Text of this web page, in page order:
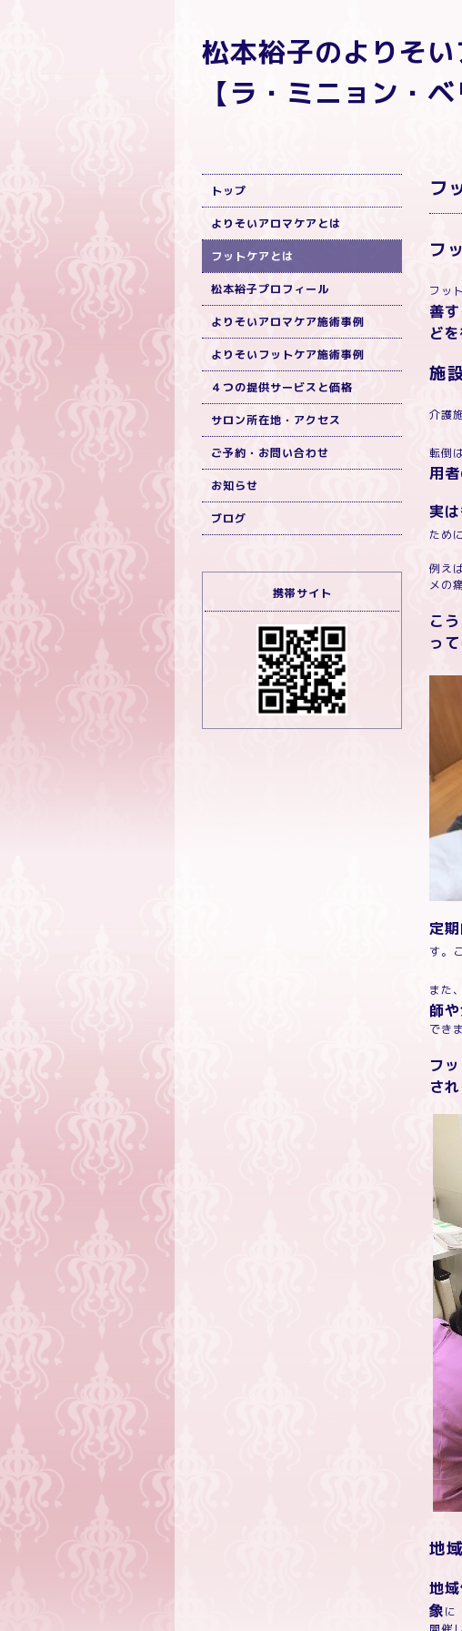
松本裕子のより
【ラ・ミニョン・ベ
フ
フ
フッ
善
ど
施
介護
転倒は
用
実
ために
例え
メの
こ
っ
定
す。
また、
師
でき
フ
さ
地
地
象に
トップ
よりそいアロマケアとは
フットケアとは
松本裕子プロフィール
よりそいアロマケア施術事例
よりそいフットケア施術事例
４つの提供サービスと価格
サロン所在地・アクセス
ご予約・お問い合わせ
お知らせ
ブログ
携帯サイト